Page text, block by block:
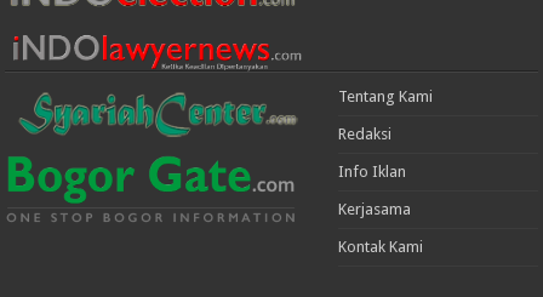
Tentang Kami
Redaksi
Info Iklan
Kerjasama
Kontak Kami